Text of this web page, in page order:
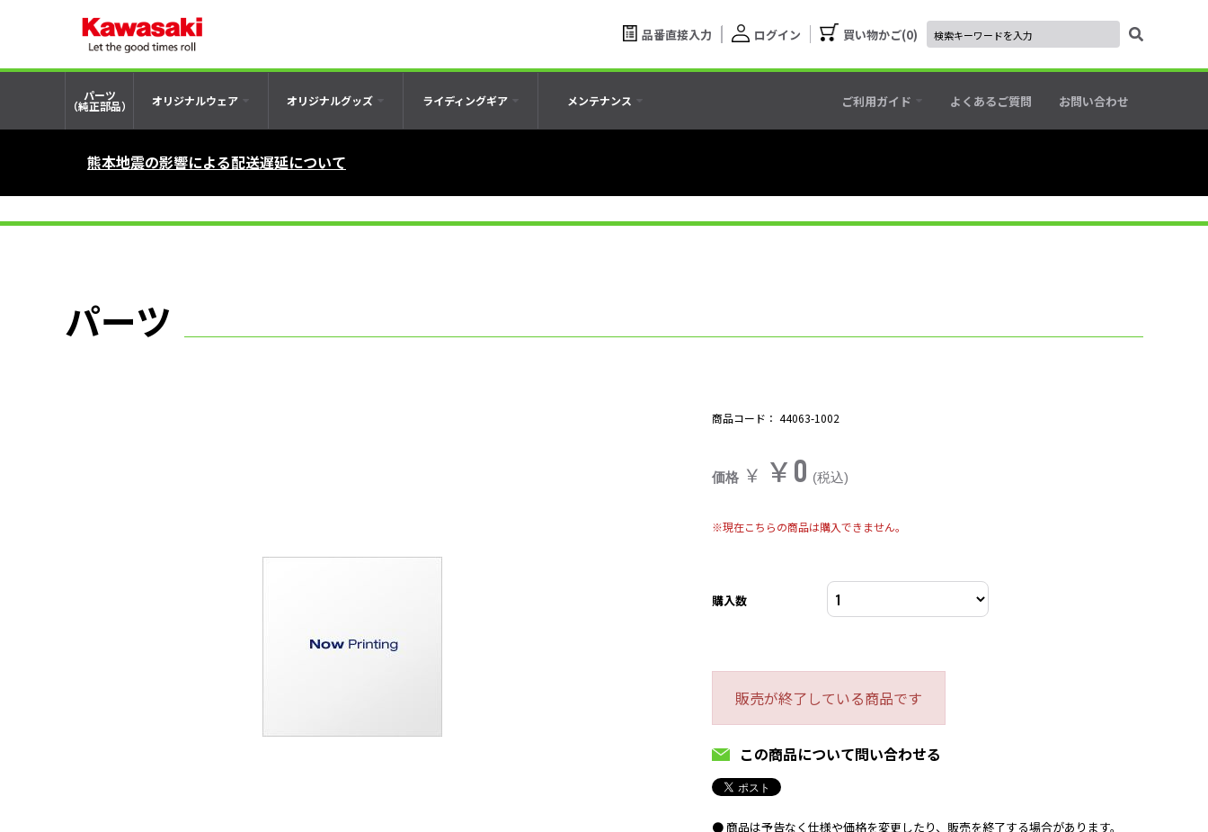
品番直接入力 ログイン 買い物かご 0
パーツ
（純正部品） オリジナルウェア オリジナルグッズ ライディングギア メンテナンス ご利用ガイド よくあるご質問 お問い合わせ
熊本地震の影響による配送遅延について
パーツ
商品コード： 44063-1002
価格 ￥ ￥0 (税込)
※現在こちらの商品は購入できません。
購入数
販売が終了している商品です
この商品について問い合わせる
● 商品は予告なく仕様や価格を変更したり、販売を終了する場合があります。